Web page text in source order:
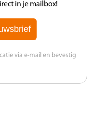
in je mailbox!
via e-mail en bevestig